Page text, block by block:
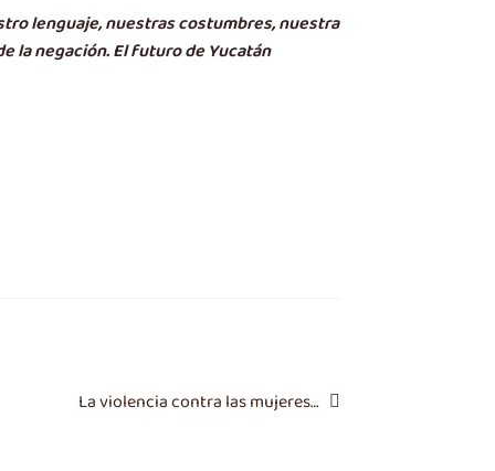
lenguaje, nuestras costumbres, nuestra
la negación. El futuro de Yucatán
Siguiente
La violencia contra las mujeres…